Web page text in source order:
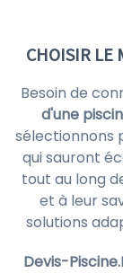
CHOISIR LE
Besoin de
d'une
sélectionnons
qui sauront
tout au long
et à leur
solutions
Devis-